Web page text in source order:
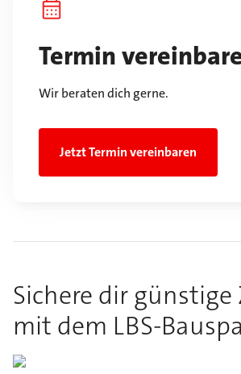
Termin
Wir beraten dich gerne.
Jetzt Termin vereinbaren
Sichere dir günstige
mit dem LBS-